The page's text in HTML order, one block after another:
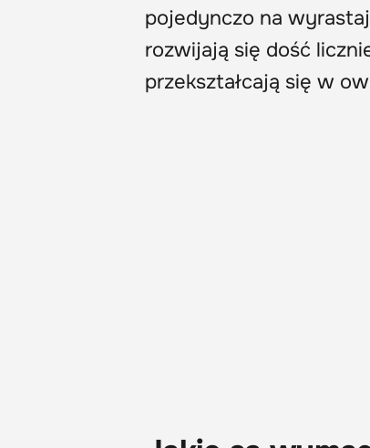
pojedynczo na
rozwijają się dość
przekształcają się w